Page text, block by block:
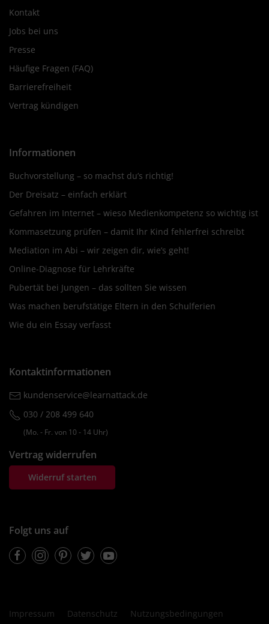
Kontakt
Jobs bei uns
Presse
Häufige Fragen (FAQ)
Barrierefreiheit
Vertrag kündigen
Informationen
Buchvorstellung – so machst du’s richtig!
Der Dreisatz – einfach erklärt
Gefahren im Internet – wieso Medienkompetenz so wichtig ist
Kommasetzung prüfen – damit Ihr Kind fehlerfrei schreibt
Mediation im Abi – wir zeigen dir, wie’s geht!
Online-Diagnose für Lehrkräfte
Pubertät bei Jungen – das sollten Sie wissen
Was machen berufstätige Eltern in den Schulferien
Wie du ein Essay verfasst
Kontaktinformationen
kundenservice@learnattack.de
030 / 208 499 640
(Mo. ‐ Fr. von 10 ‐ 14 Uhr)
Vertrag widerrufen
Widerruf starten
Folgt uns auf
FacebookInstagramPinterestTwitterYoutube
Impressum Datenschutz Nutzungsbedingungen